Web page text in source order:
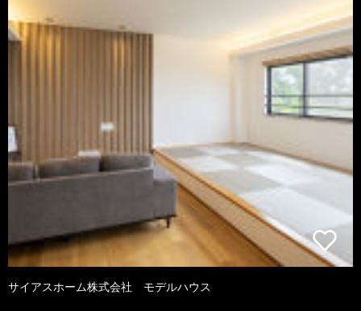
サイアスホーム株式会社 モデルハウス